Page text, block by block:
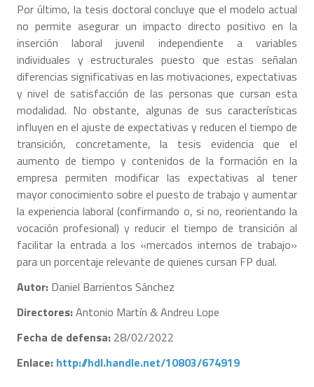
Por último, la tesis doctoral concluye que el modelo actual
no permite asegurar un impacto directo positivo en la
inserción laboral juvenil independiente a variables
individuales y estructurales puesto que estas señalan
diferencias significativas en las motivaciones, expectativas
y nivel de satisfacción de las personas que cursan esta
modalidad. No obstante, algunas de sus características
influyen en el ajuste de expectativas y reducen el tiempo de
transición, concretamente, la tesis evidencia que el
aumento de tiempo y contenidos de la formación en la
empresa permiten modificar las expectativas al tener
mayor conocimiento sobre el puesto de trabajo y aumentar
la experiencia laboral (confirmando o, si no, reorientando la
vocación profesional) y reducir el tiempo de transición al
facilitar la entrada a los «mercados internos de trabajo»
para un porcentaje relevante de quienes cursan FP dual.
Autor: Daniel Barrientos Sánchez
Directores:Antonio Martín & Andreu Lope
Fecha de defensa: 28/02/2022
Enlace: http://hdl.handle.net/10803/674919